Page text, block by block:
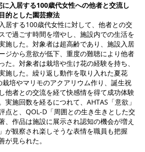
に入居する100歳代女性への他者と交流し
的とした園芸療法
居する100歳代女性に対して、他者との交
で過ごす時間を増やし、施設内での生活を
施した。対象者は超高齢であり、施設入居
ジから意欲が低下、重度の難聴により他者
た。対象者は栽培や生け花の経験を持ち、
施した。繰り返し動作を取り入れた夏花
培やマリモのアクアリウム作り、誕生祝
他者との交流を経て快感情を得て成功体験
実施回数を経るにつれて、AHTAS「意欲」
点と、QOL-D「周囲との生き生きとした交
、作品は施設に展示され認知の機会が増え
が観察され楽しそうな表情を職員も把握
が見られた。